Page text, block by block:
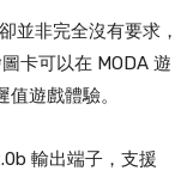
並非完全沒有要求，
卡可以在 MODA 遊
遊戲體驗。
輸出端子，支援